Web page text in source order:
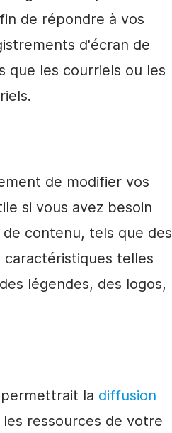
de répondre à vos
d'écran de
que les courriels ou les
de modifier vos
si vous avez besoin
contenu, tels que des
telles
légendes, des logos,
la diffusion
ressources de votre